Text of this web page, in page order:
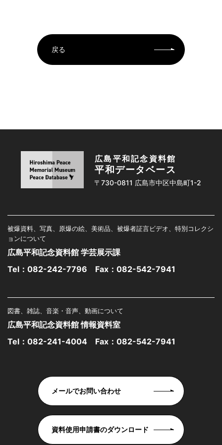
戻る
広島平和記念資料館
平和データベース
〒730-0811 広島市中区中島町1-2
被爆資料、写真、原爆の絵、美術品、被爆者証言ビデオ、特別コレクシ
ョンについて
広島平和記念資料館 学芸展示課
Tel： 082-242-7796 Fax：082-542-7941
図書、雑誌、音楽・音声、動画について
広島平和記念資料館 情報資料室
Tel： 082-241-4004 Fax：082-542-7941
メールでお問い合わせ
資料使用申請書のダウンロード